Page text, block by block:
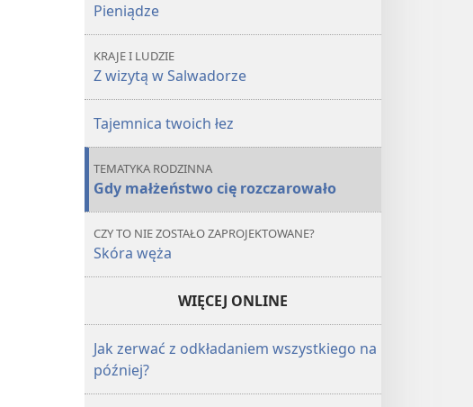
Pieniądze
KRAJE I LUDZIE
Z wizytą w Salwadorze
Tajemnica twoich łez
TEMATYKA RODZINNA
Gdy małżeństwo cię rozczarowało
CZY TO NIE ZOSTAŁO ZAPROJEKTOWANE?
Skóra węża
WIĘCEJ ONLINE
Jak zerwać z odkładaniem wszystkiego na
później?